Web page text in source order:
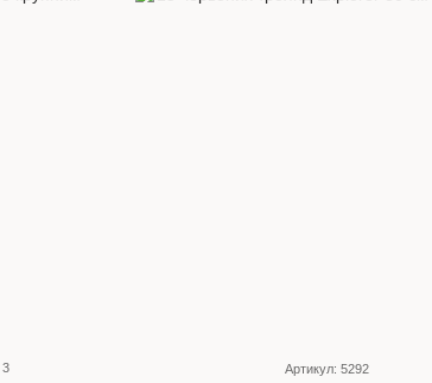
3 Артикул: 5292